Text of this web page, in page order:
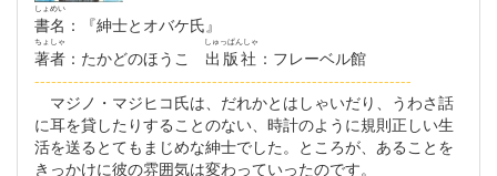
書名
しょめい
：『紳士とオバケ氏』
著者
ちょしゃ
：たかどのほうこ 出版社
しゅっぱんしゃ
：フレーベル館
--------------------------------------------------------------------
マジノ・マジヒコ氏は、だれかとはしゃいだり、うわさ話
に耳を貸したりすることのない、時計のように規則正しい生
活を送るとてもまじめな紳士でした。ところが、あることを
きっかけに彼の雰囲気は変わっていったのです。